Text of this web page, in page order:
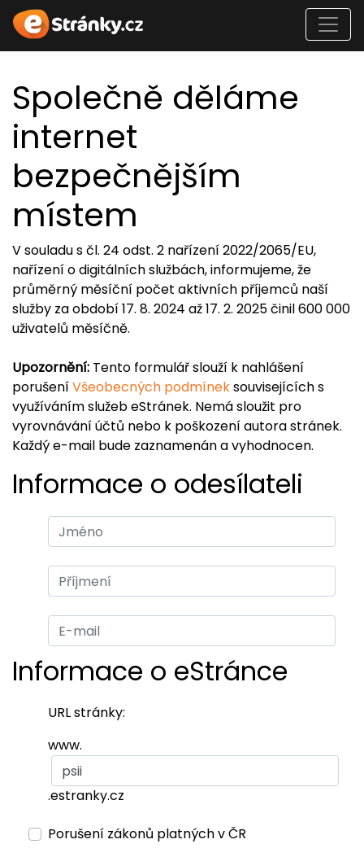
Společně děláme
internet
bezpečnějším
místem
V souladu s čl. 24 odst. 2 nařízení 2022/2065/EU,
nařízení o digitálních službách, informujeme, že
průměrný měsíční počet aktivních příjemců naší
služby za období 17. 8. 2024 až 17. 2. 2025 činil 600 000
uživatelů měsíčně.
Upozornění: Tento formulář slouží k nahlášení
porušeníVšeobecných podmíneksouvisejících s
využíváním služeb eStránek. Nemá sloužit pro
vyrovnávání účtů nebo k poškození autora stránek.
Každý e-mail bude zaznamenán a vyhodnocen.
Informace o odesílateli
Informace o eStránce
URL stránky:
www.
.estranky.cz
Porušení zákonů platných v ČR